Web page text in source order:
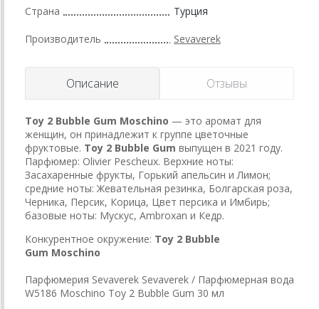
Страна Турция
Производитель Sevaverek
Описание Отзывы
Toy 2 Bubble Gum Moschino — это аромат для
женщин, он принадлежит к группе цветочные
фруктовые. Toy 2 Bubble Gum выпущен в 2021 году.
Парфюмер: Olivier Pescheux. Верхние ноты:
Засахаренные фрукты, Горький апельсин и Лимон;
средние ноты: Жевательная резинка, Болгарская роза,
Черника, Персик, Корица, Цвет персика и Имбирь;
базовые ноты: Мускус, Ambroxan и Кедр.
Конкурентное окружение: Toy 2 Bubble
Gum Moschino
Парфюмерия Sevaverek Sevaverek / Парфюмерная вода
W5186 Moschino Toy 2 Bubble Gum 30 мл